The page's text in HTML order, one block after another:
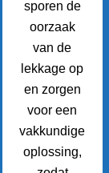
sporen de
oorzaak
van de
lekkage op
en zorgen
voor een
vakkundige
oplossing,